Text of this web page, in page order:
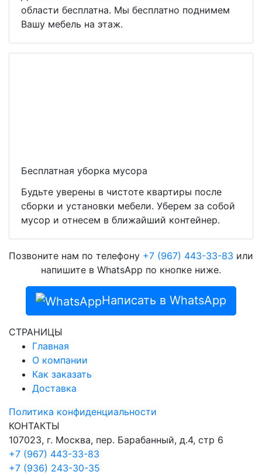
области бесплатна. Мы бесплатно поднимем
Вашу мебель на этаж.
Бесплатная уборка мусора
Будьте уверены в чистоте квартиры после
сборки и установки мебели. Уберем за собой
мусор и отнесем в ближайший контейнер.
Позвоните нам по телефону +7 (967) 443-33-83 или
напишите в WhatsApp по кнопке ниже.
Написать в WhatsApp
СТРАНИЦЫ
Главная
О компании
Как заказать
Доставка
Политика конфиденциальности
КОНТАКТЫ
107023, г. Москва, пер. Барабанный, д.4, стр 6
+7 (967) 443-33-83
+7 (936) 243-30-35